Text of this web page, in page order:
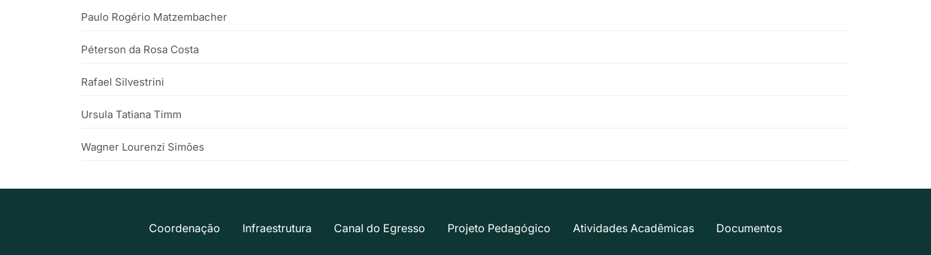
Paulo Rogério Matzembacher
Péterson da Rosa Costa
Rafael Silvestrini
Ursula Tatiana Timm
Wagner Lourenzi Simões
Coordenação Infraestrutura Canal do Egresso Projeto Pedagógico Atividades Acadêmicas Documentos